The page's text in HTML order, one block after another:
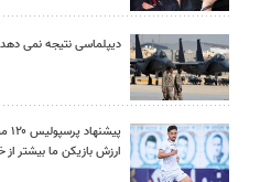
دیپلماسی نتیجه‌ نمی
ارزش بازیکن ما بیشتر